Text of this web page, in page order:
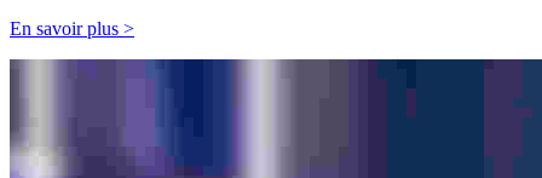
En savoir plus >